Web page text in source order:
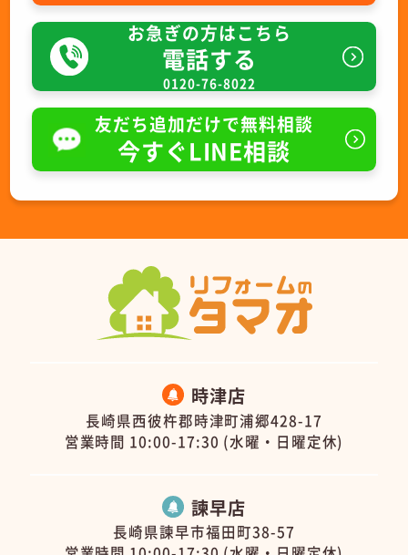
お急ぎの方はこちら
電話する
0120-76-8022
友だち追加だけで無料相談
今すぐLINE相談
時津店
長崎県西彼杵郡時津町浦郷428-17
営業時間 10:00-17:30 (水曜・日曜定休)
諫早店
長崎県諫早市福田町38-57